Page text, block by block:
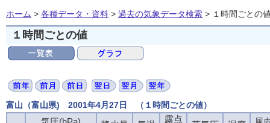
ホーム > 各種データ・資料 > 過去の気象データ検索 > １時間ごとの
１時間ごとの値
富山（富山県) 2001年4月27日 （１時間ごとの値）
露点
露点
露点
露点